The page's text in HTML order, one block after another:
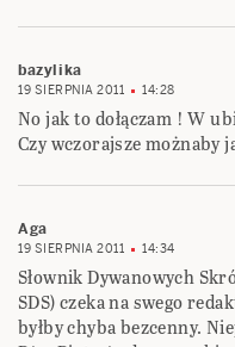
bazylika
19 SIERPNIA 2011 14:28
No jak to dołączam ! W
Czy wczorajsze możnaby
Aga
19 SIERPNIA 2011 14:34
Słownik Dywanowych
SDS) czeka na swego
byłby chyba bezcenny.